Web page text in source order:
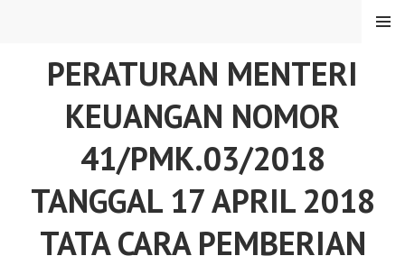
PERATURAN MENTERI
KEUANGAN NOMOR
41/PMK.03/2018
TANGGAL 17 APRIL 2018
TATA CARA PEMBERIAN
MENU